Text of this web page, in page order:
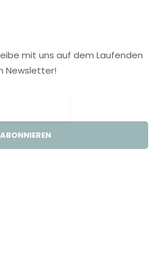
mit uns auf dem Laufenden
Newsletter!
ABONNIEREN